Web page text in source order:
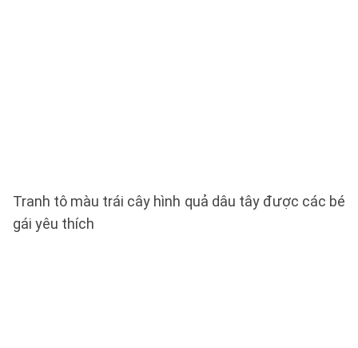
Tranh tô màu trái cây hình quả dâu tây được các bé
gái yêu thích